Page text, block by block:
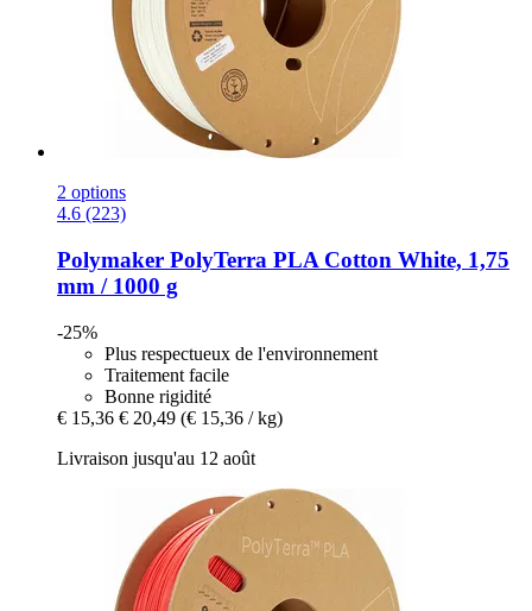
2 options
4.6 (223)
Polymaker PolyTerra PLA Cotton White, 1,75
mm / 1000 g
-25%
Plus respectueux de l'environnement
Traitement facile
Bonne rigidité
€ 15,36 € 20,49 (€ 15,36 / kg)
Livraison jusqu'au 12 août